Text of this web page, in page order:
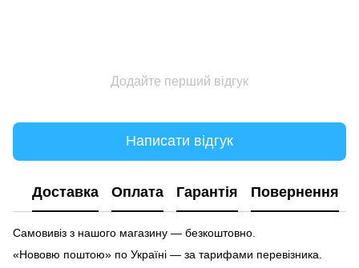
Додайте перший відгук
Написати відгук
Доставка Оплата Гарантія Повернення
Самовивіз з нашого магазину — безкоштовно.
«Нововю поштою» по Україні — за тарифами перевізника.